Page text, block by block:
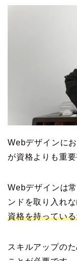
Webデザインに
が資格よりも重要
Webデザインは
ンドを取り入れ
資格を持ってい
スキルアップの